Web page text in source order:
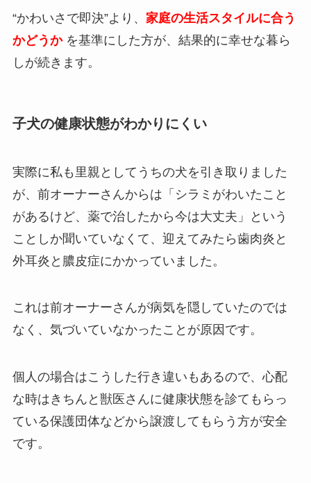
“かわいさで即決”より、 家庭の生活スタイルに合う
かどうかを基準にした方が、結果的に幸せな暮ら
しが続きます。
子犬の健康状態がわかりにくい
実際に私も里親としてうちの犬を引き取りました
が、前オーナーさんからは「シラミがわいたこと
があるけど、薬で治したから今は大丈夫」という
ことしか聞いていなくて、迎えてみたら歯肉炎と
外耳炎と膿皮症にかかっていました。
これは前オーナーさんが病気を隠していたのでは
なく、気づいていなかったことが原因です。
個人の場合はこうした行き違いもあるので、心配
な時はきちんと獣医さんに健康状態を診てもらっ
ている保護団体などから譲渡してもらう方が安全
です。